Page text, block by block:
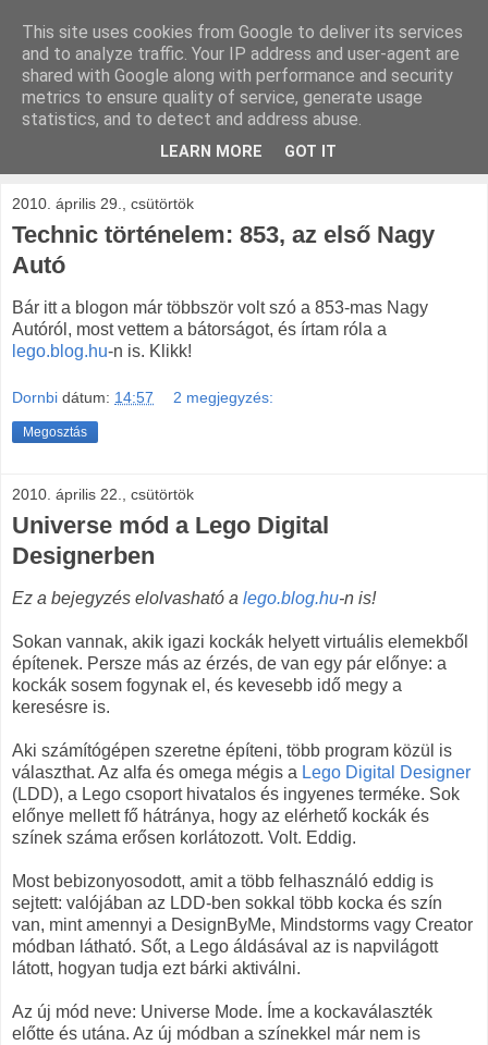
kockak.hu
Minden ami LEGO, repül és gurul.
2010. április 29., csütörtök
Technic történelem: 853, az első Nagy
Autó
Bár itt a blogon már többször volt szó a 853-mas Nagy
Autóról, most vettem a bátorságot, és írtam róla a
lego.blog.hu-n is. Klikk!
Dornbi dátum: 14:57 2 megjegyzés:
Megosztás
2010. április 22., csütörtök
Universe mód a Lego Digital
Designerben
Ez a bejegyzés elolvasható a lego.blog.hu-n is!
Sokan vannak, akik igazi kockák helyett virtuális elemekből
építenek. Persze más az érzés, de van egy pár előnye: a
kockák sosem fogynak el, és kevesebb idő megy a
keresésre is.
Aki számítógépen szeretne építeni, több program közül is
választhat. Az alfa és omega mégis a Lego Digital Designer
(LDD), a Lego csoport hivatalos és ingyenes terméke. Sok
előnye mellett fő hátránya, hogy az elérhető kockák és
színek száma erősen korlátozott. Volt. Eddig.
Most bebizonyosodott, amit a több felhasználó eddig is
sejtett: valójában az LDD-ben sokkal több kocka és szín
van, mint amennyi a DesignByMe, Mindstorms vagy Creator
módban látható. Sőt, a Lego áldásával az is napvilágott
látott, hogyan tudja ezt bárki aktiválni.
Az új mód neve: Universe Mode. Íme a kockaválaszték
előtte és utána. Az új módban a színekkel már nem is
This site uses cookies from Google to deliver its services
and to analyze traffic. Your IP address and user-agent are
shared with Google along with performance and security
metrics to ensure quality of service, generate usage
statistics, and to detect and address abuse.
LEARN MORE GOT IT